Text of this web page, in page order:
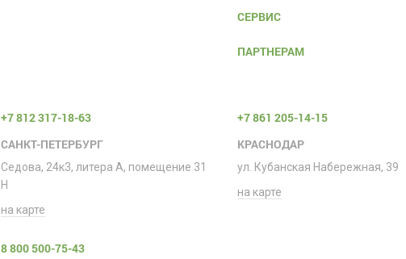
СЕРВИС
ПАРТНЕРАМ
+7 812 317-18-63
САНКТ-ПЕТЕРБУРГ
Седова, 24к3, литера А, помещение 31
H
на карте
+7 861 205-14-15
КРАСНОДАР
ул. Кубанская Набережная, 39
на карте
8 800 500-75-43